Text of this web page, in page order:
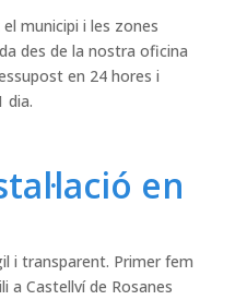
municipi i les zones
des de la nostra oficina
en 24 hores i
dia.
en
i transparent. Primer fem
a Castellví de Rosanes